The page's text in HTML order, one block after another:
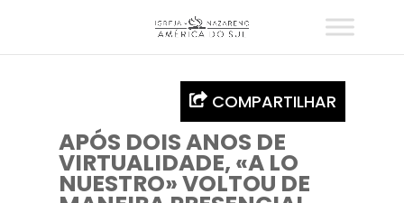
COMPARTILHAR
APÓS DOIS ANOS DE
VIRTUALIDADE, «A LO
NUESTRO» VOLTOU DE